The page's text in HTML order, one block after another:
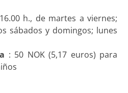
h., de martes a viernes;
sábados y domingos; lunes
: 50 NOK (5,17 euros) para